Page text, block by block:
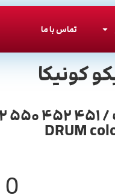
تماس با ما
کونیکا
DRUM
0